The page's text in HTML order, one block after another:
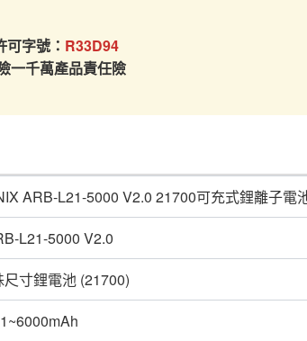
字號： R33D94
一千萬產品責任險
ARB-L21-5000 V2.0 21700可充式鋰離子電
L21-5000 V2.0
尺寸鋰電池 (21700)